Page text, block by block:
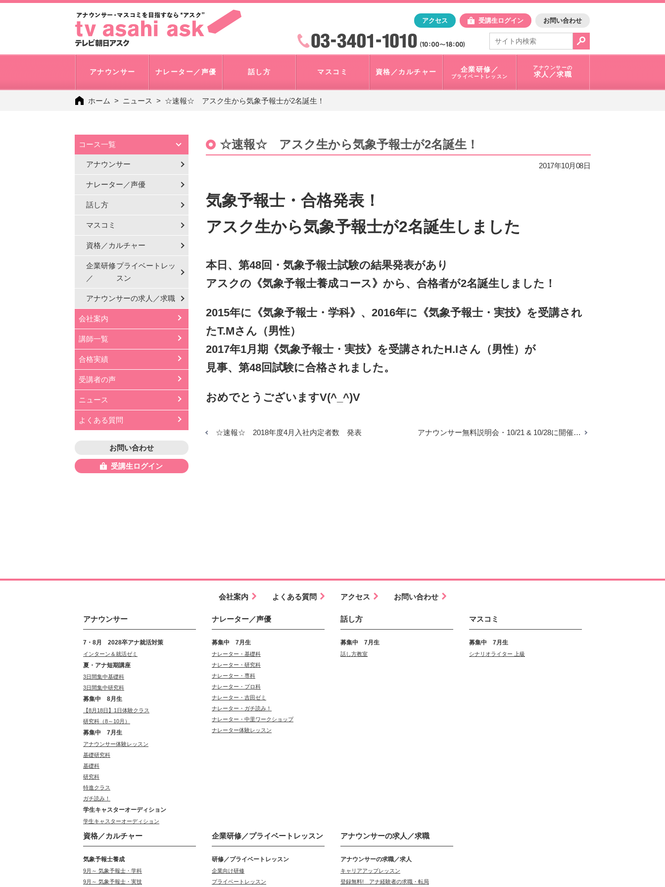
「アナウンサー・マスコミを目指すなら"アスク"」テレビ朝日アスク
アクセス 受講生ログイン お問い合わせ
電話で問合せ：
03-3401-1010
検索
アナウンサー ナレーター／声優 話し方 マスコミ 資格／カルチャー 企業研修／
プライベートレッスン
アナウンサーの
求人／求職
ホーム ニュース ☆速報☆ アスク生から気象予報士が2名誕生！
コース一覧
アナウンサー
ナレーター／声優
話し方
マスコミ
資格／カルチャー
企業研修
／
プライベートレッ
スン
アナウンサーの求人／求職
会社案内
講師一覧
合格実績
受講者の声
ニュース
よくある質問
お問い合わせ
受講生ログイン
☆速報☆ アスク生から気象予報士が2名誕生！
2017年10月08日
気象予報士・合格発表！
アスク生から気象予報士が2名誕生しました
本日、第48回・気象予報士試験の結果発表があり
アスクの《気象予報士養成コース》から、合格者が2名誕生しました！
2015年に《気象予報士・学科》、2016年に《気象予報士・実技》を受講され
たT.Mさん（男性）
2017年1月期《気象予報士・実技》を受講されたH.Iさん（男性）が
見事、第48回試験に合格されました。
おめでとうございますV(^_^)V
☆速報☆ 2018年度4月入社内定者数 発表 アナウンサー無料説明会・10/21 & 10/28に開催…
会社案内 よくある質問 アクセス お問い合わせ
アナウンサー
7・8月 2028卒アナ就活対策
インターン＆就活ゼミ
夏・アナ短期講座
3日間集中基礎科
3日間集中研究科
募集中 8月生
【8月18日】1日体験クラス
研究科（8～10月）
募集中 7月生
アナウンサー体験レッスン
基礎研究科
基礎科
研究科
特進クラス
ガチ読み！
学生キャスターオーディション
学生キャスターオーディション
ナレーター／声優
募集中 7月生
ナレーター・基礎科
ナレーター・研究科
ナレーター・専科
ナレーター・プロ科
ナレーター・吉田ゼミ
ナレーター・ガチ読み！
ナレーター・中里ワークショップ
ナレーター体験レッスン
話し方
募集中 7月生
話し方教室
マスコミ
募集中 7月生
シナリオライター 上級
資格／カルチャー
気象予報士養成
9月～ 気象予報士・学科
9月～ 気象予報士・実技
企業研修／プライベートレッスン
研修／プライベートレッスン
企業向け研修
プライベートレッスン
アナウンサーの求人／求職
アナウンサーの求職／求人
キャリアアップレッスン
登録無料! アナ経験者の求職・転局